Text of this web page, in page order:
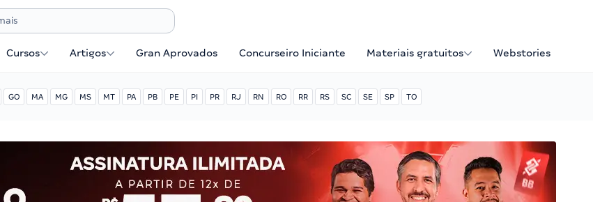
Cursos Artigos Gran Aprovados Concurseiro Iniciante Materiais gratuitos Webstories
GO MA MG MS MT PA PB PE PI PR RJ RN RO RR RS SC SE SP TO